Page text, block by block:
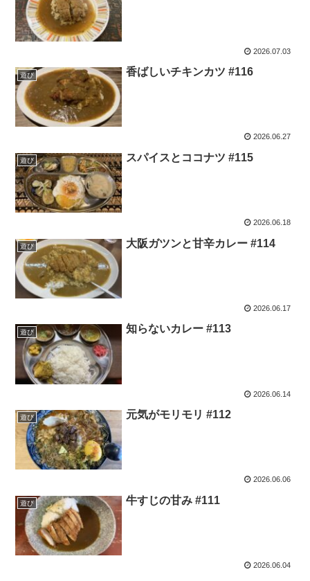
2026.07.03
遊び 香ばしいチキンカツ #116
2026.06.27
遊び スパイスとココナツ #115
2026.06.18
遊び 大阪ガツンと甘辛カレー #114
2026.06.17
遊び 知らないカレー #113
2026.06.14
遊び 元気がモリモリ #112
2026.06.06
遊び 牛すじの甘み #111
2026.06.04